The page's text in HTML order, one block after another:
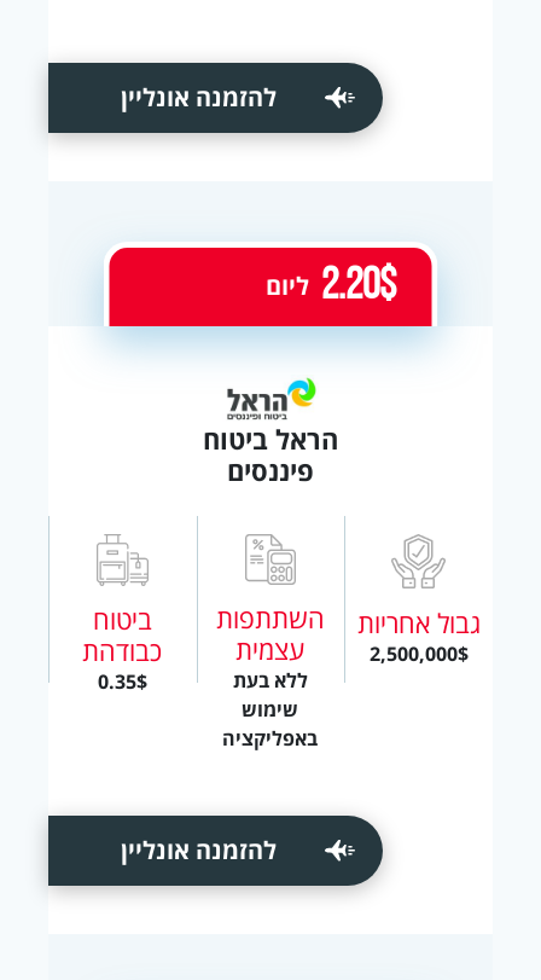
להזמנה אונליין
הראל ביטוח
פיננסים
גבול אחריות
2,500,000$
השתתפות
עצמית
ללא בעת
שימוש
באפליקציה
ביטוח
כבודהת
0.35$
2.20$ ליום
להזמנה אונליין